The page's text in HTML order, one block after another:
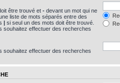
être trouvé et - devant un mot qui ne
liste de mots séparés entre des
| si seul un des mots doit être trouvé.
souhaitez effectuer des recherches
souhaitez effectuer des recherches